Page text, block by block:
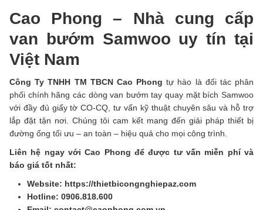
Cao Phong – Nhà cung cấp
van bướm Samwoo uy tín tại
Việt Nam
Công Ty TNHH TM TBCN Cao Phong tự hào là đối tác phân
phối chính hãng các dòng van bướm tay quay mặt bích Samwoo
với đầy đủ giấy tờ CO-CQ, tư vấn kỹ thuật chuyên sâu và hỗ trợ
lắp đặt tận nơi. Chúng tôi cam kết mang đến giải pháp thiết bị
đường ống tối ưu – an toàn – hiệu quả cho mọi công trình.
Liên hệ ngay với Cao Phong để được tư vấn miễn phí và
báo giá tốt nhất:
Website: https://thietbicongnghiepaz.com
Hotline: 0906.818.600